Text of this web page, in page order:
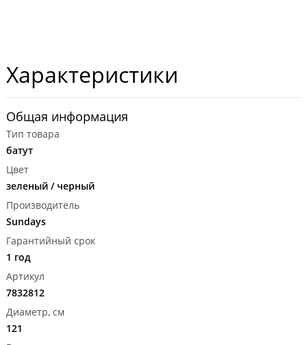
Характеристики
Общая информация
Тип товара
батут
Цвет
зеленый / черный
Производитель
Sundays
Гарантийный срок
1 год
Артикул
7832812
Диаметр, см
121